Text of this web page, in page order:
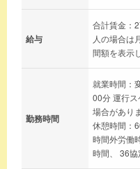
給与
合計賃金：
人の場合は
間額を表示
勤務時間
就業時間：
00分 運行
場合があり
休憩時間：
時間外労働
時間、 36